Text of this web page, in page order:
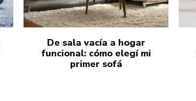
De sala vacía a hogar
funcional: cómo elegí mi
primer sofá